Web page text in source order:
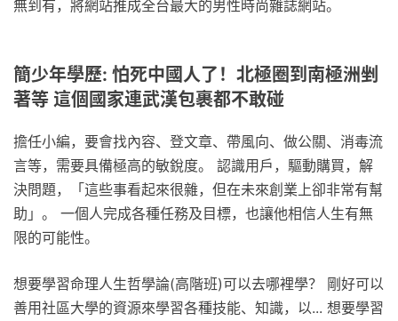
無到有，將網站推成全台最大的男性時尚雜誌網站。
簡少年學歷: 怕死中國人了！北極圈到南極洲剉
著等 這個國家連武漢包裹都不敢碰
擔任小編，要會找內容、登文章、帶風向、做公關、消毒流
言等，需要具備極高的敏銳度。 認識用戶，驅動購買，解
決問題，「這些事看起來很雜，但在未來創業上卻非常有幫
助」。 一個人完成各種任務及目標，也讓他相信人生有無
限的可能性。
想要學習命理人生哲學論(高階班)可以去哪裡學？ 剛好可以
善用社區大學的資源來學習各種技能、知識，以... 想要學習